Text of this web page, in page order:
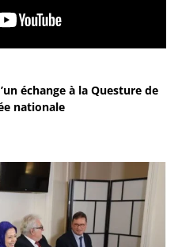
échange à la Questure de
nationale